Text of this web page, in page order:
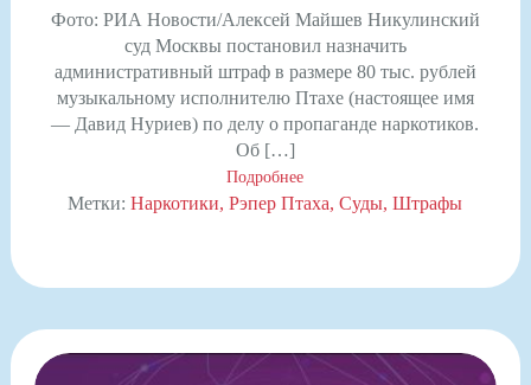
Фото: РИА Новости/Алексей Майшев Никулинский
суд Москвы постановил назначить
административный штраф в размере 80 тыс. рублей
музыкальному исполнителю Птахе (настоящее имя
— Давид Нуриев) по делу о пропаганде наркотиков.
Об […]
Подробнее
Метки:Наркотики Рэпер Птаха Суды Штрафы